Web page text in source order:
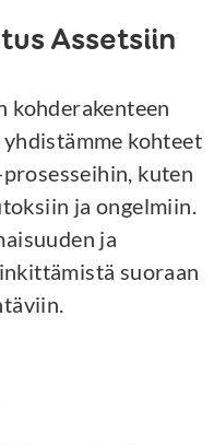
Assetsiin
kohderakenteen
kohteet
kuten
ja ongelmiin.
ja
suoraan